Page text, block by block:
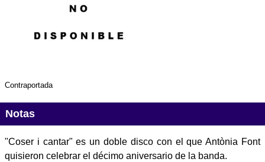
Contraportada
Notas
"Coser i cantar" es un doble disco con el que Antònia Font
quisieron celebrar el décimo aniversario de la banda.